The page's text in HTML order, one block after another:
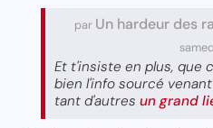
par Un hardeur des
Et t'insiste en plus, que
bien l'info sourcé
tant d'autres un grand